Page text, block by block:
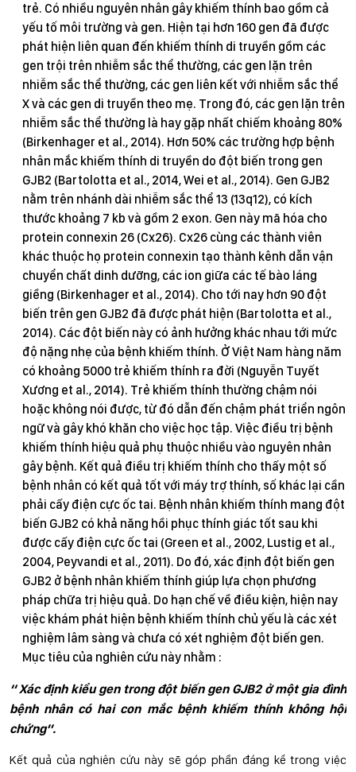
trẻ. Có nhiều nguyên nhân gây khiếm thính bao gồm cả
yếu tố môi trường và gen. Hiện tại hơn 160 gen đã được
phát hiện liên quan đến khiếm thính di truyền gồm các
gen trội trên nhiễm sắc thể thường, các gen lặn trên
nhiễm sắc thể thường, các gen liên kết với nhiễm sắc thể
X và các gen di truyền theo mẹ. Trong đó, các gen lặn trên
nhiễm sắc thể thường là hay gặp nhất chiếm khoảng 80%
(Birkenhager et al., 2014). Hơn 50% các trường hợp bệnh
nhân mắc khiếm thính di truyền do đột biến trong gen
GJB2 (Bartolotta et al., 2014, Wei et al., 2014). Gen GJB2
nằm trên nhánh dài nhiễm sắc thể 13 (13q12), có kích
thước khoảng 7 kb và gồm 2 exon. Gen này mã hóa cho
protein connexin 26 (Cx26). Cx26 cùng các thành viên
khác thuộc họ protein connexin tạo thành kênh dẫn vận
chuyển chất dinh dưỡng, các ion giữa các tế bào láng
giềng (Birkenhager et al., 2014). Cho tới nay hơn 90 đột
biến trên gen GJB2 đã được phát hiện (Bartolotta et al.,
2014). Các đột biến này có ảnh hưởng khác nhau tới mức
độ nặng nhẹ của bệnh khiếm thính. Ở Việt Nam hàng năm
có khoảng 5000 trẻ khiếm thính ra đời (Nguyễn Tuyết
Xương et al., 2014). Trẻ khiếm thính thường chậm nói
hoặc không nói được, từ đó dẫn đến chậm phát triển ngôn
ngữ và gây khó khăn cho việc học tập. Việc điều trị bệnh
khiếm thính hiệu quả phụ thuộc nhiều vào nguyên nhân
gây bệnh. Kết quả điều trị khiếm thính cho thấy một số
bệnh nhân có kết quả tốt với máy trợ thính, số khác lại cần
phải cấy điện cực ốc tai. Bệnh nhân khiếm thính mang đột
biến GJB2 có khả năng hồi phục thính giác tốt sau khi
được cấy điện cực ốc tai (Green et al., 2002, Lustig et al.,
2004, Peyvandi et al., 2011). Do đó, xác định đột biến gen
GJB2 ở bệnh nhân khiếm thính giúp lựa chọn phương
pháp chữa trị hiệu quả. Do hạn chế về điều kiện, hiện nay
việc khám phát hiện bệnh khiếm thính chủ yếu là các xét
nghiệm lâm sàng và chưa có xét nghiệm đột biến gen.
Mục tiêu của nghiên cứu này nhằm :
“ Xác định kiểu gen trong đột biến gen GJB2 ở một gia đình
bệnh nhân có hai con mắc bệnh khiếm thính không hội
chứng”.
Kết quả của nghiên cứu này sẽ góp phần đáng kể trong việc